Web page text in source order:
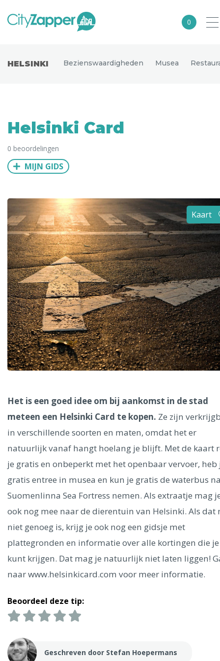
0
Europa
Noord-Amerika
Azië
Uitgelichte bestemmingen
Alle steden
Phoenix
Dresden
Singapore
Mechelen
Dublin
Hong Kong München Wenen Budapest
Madrid
Vancouver
Alles bekijken
HELSINKI Bezienswaardigheden Musea
Helsinki Card
0 beoordelingen
MIJN GIDS
Kaart
Het is een goed idee om bij aankomst in de stad
meteen een Helsinki Card te kopen. Ze zijn
in verschillende soorten en maten, omdat het er
natuurlijk vanaf hangt hoelang je blijft. Met de kaart
je gratis en onbeperkt met het openbaar vervoer, heb
gratis entree in musea en kun je gratis de waterbus
Suomenlinna Sea Fortress nemen. Als extraatje mag
ook nog mee naar de dierentuin van Helsinki. Als dat
niet genoeg is, krijg je ook nog een gidsje met
plattegronden en informatie over alle kortingen die je
kunt krijgen. Dat mag je natuurlijk niet laten liggen!
naar www.helsinkicard.com voor meer informatie.
Beoordeel deze tip:
Geschreven door Stefan Hoepermans